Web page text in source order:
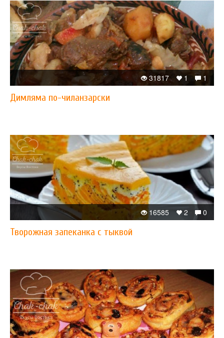
1
1
31817
Димляма по-чиланзарски
0
2
16585
Творожная запеканка с тыквой